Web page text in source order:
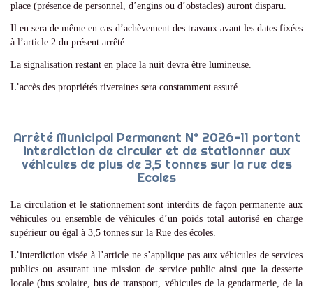
place (présence de personnel, d’engins ou d’obstacles) auront disparu.
Il en sera de même en cas d’achèvement des travaux avant les dates fixées
à l’article 2 du présent arrêté.
La signalisation restant en place la nuit devra être lumineuse.
L’accès des propriétés riveraines sera constamment assuré.
Arrêté Municipal Permanent N° 2026-11 portant
interdiction de circuler et de stationner aux
véhicules de plus de 3,5 tonnes sur la rue des
Ecoles
La circulation et le stationnement sont interdits de façon permanente aux
véhicules ou ensemble de véhicules d’un poids total autorisé en charge
supérieur ou égal à 3,5 tonnes sur la Rue des écoles.
L’interdiction visée à l’article ne s’applique pas aux véhicules de services
publics ou assurant une mission de service public ainsi que la desserte
locale (bus scolaire, bus de transport, véhicules de la gendarmerie, de la